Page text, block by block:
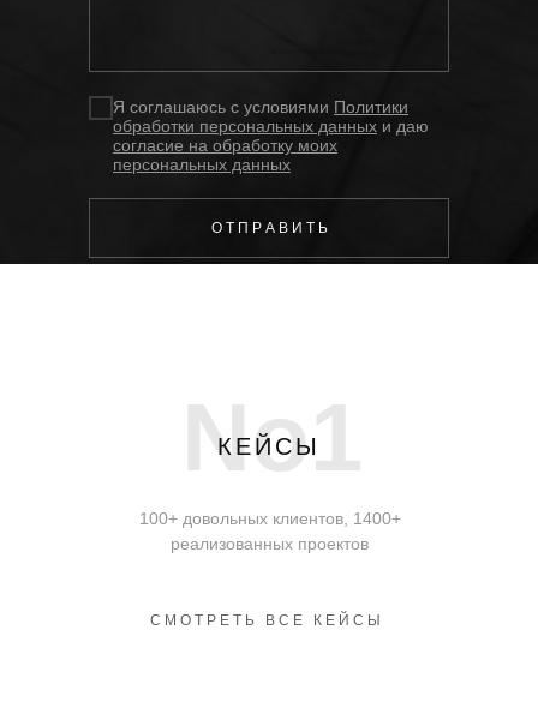
Я соглашаюсь с условиями Политики
обработки персональных данных и даю
согласие на обработку моих
персональных данных
О Т П Р А В И Т Ь
No1
КЕЙСЫ
100+ довольных клиентов, 1400+
реализованных проектов
СМОТРЕТЬ ВСЕ КЕЙСЫ